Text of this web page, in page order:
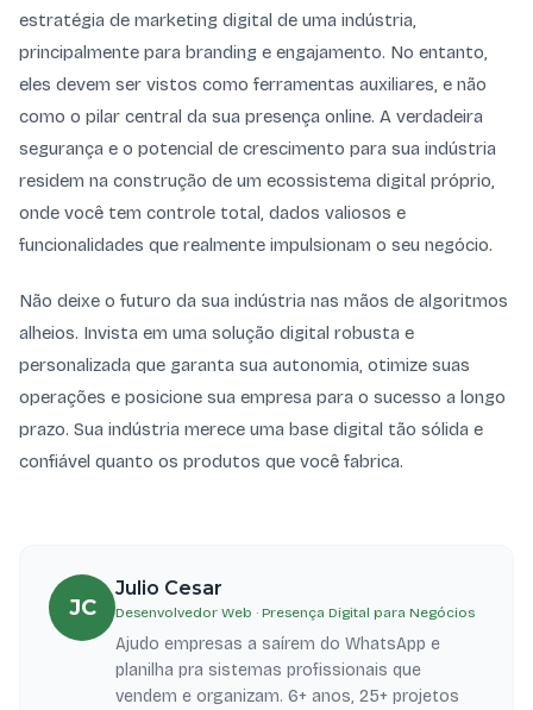
estratégia de marketing digital de uma indústria,
principalmente para branding e engajamento. No entanto,
eles devem ser vistos como ferramentas auxiliares, e não
como o pilar central da sua presença online. A verdadeira
segurança e o potencial de crescimento para sua indústria
residem na construção de um ecossistema digital próprio,
onde você tem controle total, dados valiosos e
funcionalidades que realmente impulsionam o seu negócio.
Não deixe o futuro da sua indústria nas mãos de algoritmos
alheios. Invista em uma solução digital robusta e
personalizada que garanta sua autonomia, otimize suas
operações e posicione sua empresa para o sucesso a longo
prazo. Sua indústria merece uma base digital tão sólida e
confiável quanto os produtos que você fabrica.
JC
Julio Cesar
Desenvolvedor Web · Presença Digital para Negócios
Ajudo empresas a saírem do WhatsApp e
planilha pra sistemas profissionais que
vendem e organizam. 6+ anos, 25+ projetos